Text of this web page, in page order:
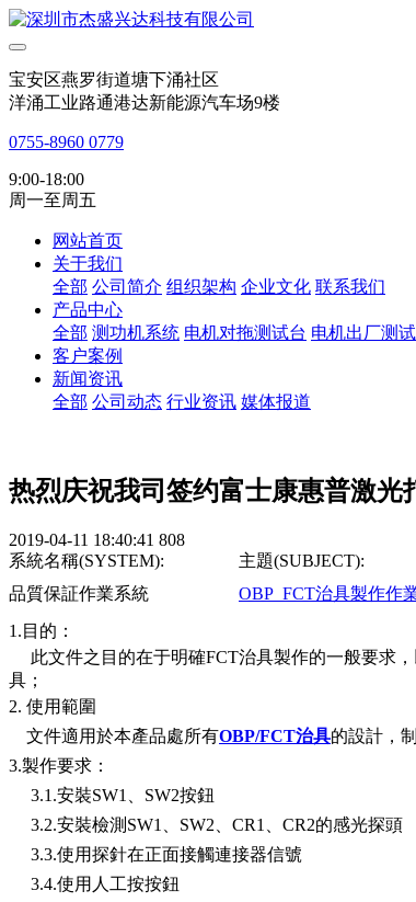
宝安区燕罗街道塘下涌社区
洋涌工业路通港达新能源汽车场9楼
0755-8960 0779
9:00-18:00
周一至周五
网站首页
关于我们
全部 公司简介 组织架构 企业文化 联系我们
产品中心
全部 测功机系统 电机对拖测试台 电机出厂测
客户案例
新闻资讯
全部 公司动态 行业资讯 媒体报道
热烈庆祝我司签约富士康惠普激光
2019-04-11 18:40:41 808
系統名稱(SYSTEM):
主題(SUBJECT):
品質保証作業系統
OBP_FCT治具製作作
1.目的：
此文件之目的在于明確FCT治具製作的一般要求
具；
2. 使用範圍
文件適用於本產品處所有OBP/FCT治具的設計，制
3.製作要求：
3.1.安裝SW1、SW2按鈕
3.2.安裝檢測SW1、SW2、CR1、CR2的感光探頭
3.3.使用探針在正面接觸連接器信號
3.4.使用人工按按鈕